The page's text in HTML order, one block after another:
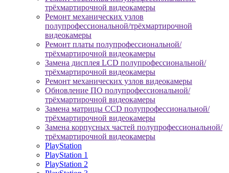
трёхмартирочной видеокамеры
Ремонт механических узлов
полупрофессиональной/трёхмартирочной
видеокамеры
Ремонт платы полупрофессиональной/
трёхмартирочной видеокамеры
Замена дисплея LCD полупрофессиональной/
трёхмартирочной видеокамеры
Ремонт механических узлов видеокамеры
Обновление ПО полупрофессиональной/
трёхмартирочной видеокамеры
Замена матрицы CCD полупрофессиональной/
трёхмартирочной видеокамеры
Замена корпусных частей полупрофессиональной/
трёхмартирочной видеокамеры
PlayStation
PlayStation 1
PlayStation 2